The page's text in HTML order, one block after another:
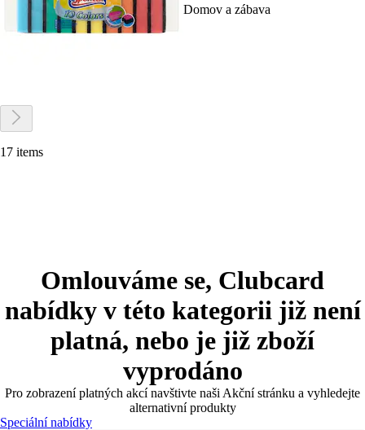
Domov a zábava
17 items
Omlouváme se, Clubcard
nabídky v této kategorii již není
platná, nebo je již zboží
vyprodáno
Pro zobrazení platných akcí navštivte naši Akční stránku a vyhledejte
alternativní produkty
Speciální nabídky